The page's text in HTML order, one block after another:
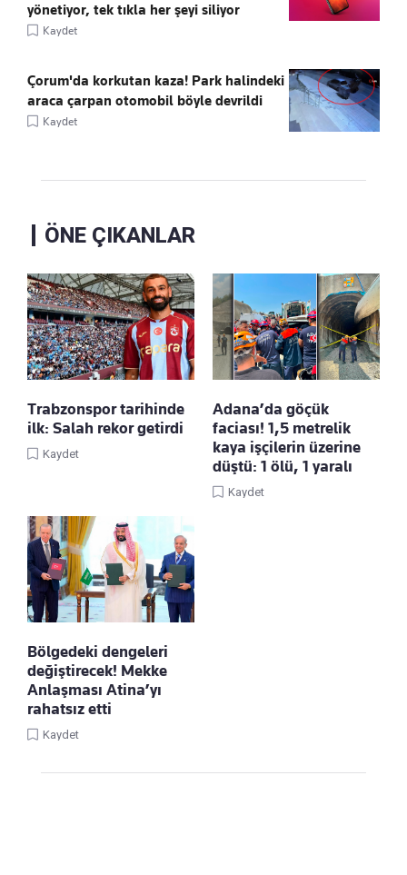
yönetiyor, tek tıkla her şeyi siliyor
Kaydet
Çorum'da korkutan kaza! Park halindeki
araca çarpan otomobil böyle devrildi
Kaydet
ÖNE ÇIKANLAR
Trabzonspor tarihinde
ilk: Salah rekor getirdi
Kaydet
Adana’da göçük
faciası! 1,5 metrelik
kaya işçilerin üzerine
düştü: 1 ölü, 1 yaralı
Kaydet
Bölgedeki dengeleri
değiştirecek! Mekke
Anlaşması Atina’yı
rahatsız etti
Kaydet